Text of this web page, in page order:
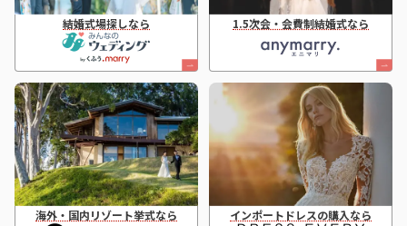
結婚式場探しなら 1.5次会・会費制結婚式なら
海外・国内リゾート挙式なら インポートドレスの購入なら